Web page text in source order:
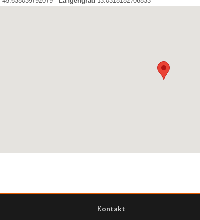
Kontakt